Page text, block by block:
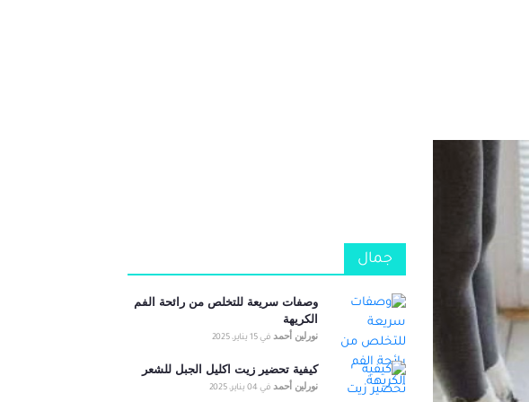
جمال
وصفات سريعة للتخلص من رائحة الفم
الكريهة
نورلين أحمد في 15 يناير، 2025
كيفية تحضير زيت اكليل الجبل للشعر
نورلين أحمد في 04 يناير، 2025